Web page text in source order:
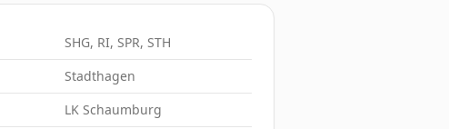
SHG, RI, SPR, STH
Stadthagen
LK Schaumburg